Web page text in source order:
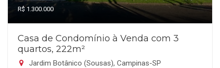
R$ 1.300.000
Casa de Condomínio à Venda com 3
quartos, 222m²
Jardim Botânico (Sousas), Campinas-SP